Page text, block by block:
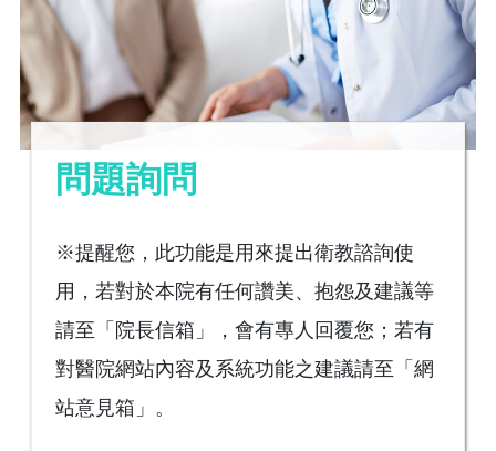
問題詢問
※提醒您，此功能是用來提出衛教諮詢使
用，若對於本院有任何讚美、抱怨及建議等
請至「院長信箱」，會有專人回覆您；若有
對醫院網站內容及系統功能之建議請至「網
站意見箱」。